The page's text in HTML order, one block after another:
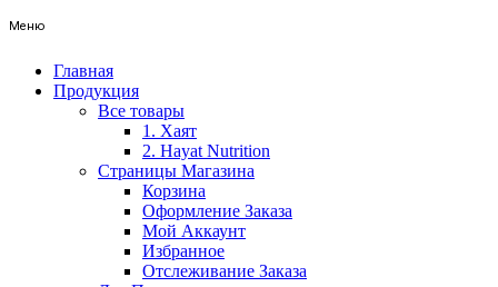
Меню
Главная
Продукция
Все товары
1. Хаят
2. Hayat Nutrition
Страницы Магазина
Корзина
Оформление Заказа
Мой Аккаунт
Избранное
Отслеживание Заказа